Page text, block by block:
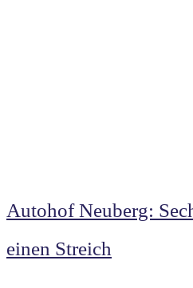
Autohof Neuberg:
einen Streich